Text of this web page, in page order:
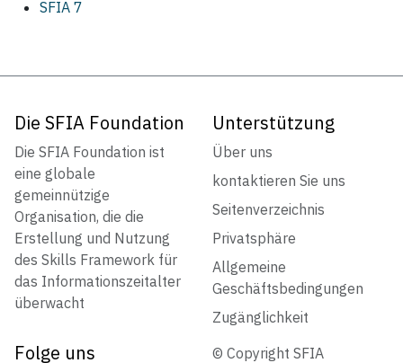
SFIA 7
Die SFIA Foundation
Die SFIA Foundation ist
eine globale
gemeinnützige
Organisation, die die
Erstellung und Nutzung
des Skills Framework für
das Informationszeitalter
überwacht
Unterstützung
Über uns
kontaktieren Sie uns
Seitenverzeichnis
Privatsphäre
Allgemeine
Geschäftsbedingungen
Zugänglichkeit
Folge uns © Copyright SFIA